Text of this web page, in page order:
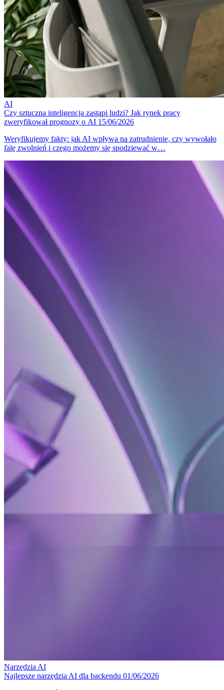
AI
Czy sztuczna inteligencja zastąpi ludzi? Jak rynek pracy
zweryfikował prognozy o AI 15/06/2026
Weryfikujemy fakty: jak AI wpływa na zatrudnienie, czy wywołało
falę zwolnień i czego możemy się spodziewać w…
Narzędzia AI
Najlepsze narzędzia AI dla backendu 01/06/2026